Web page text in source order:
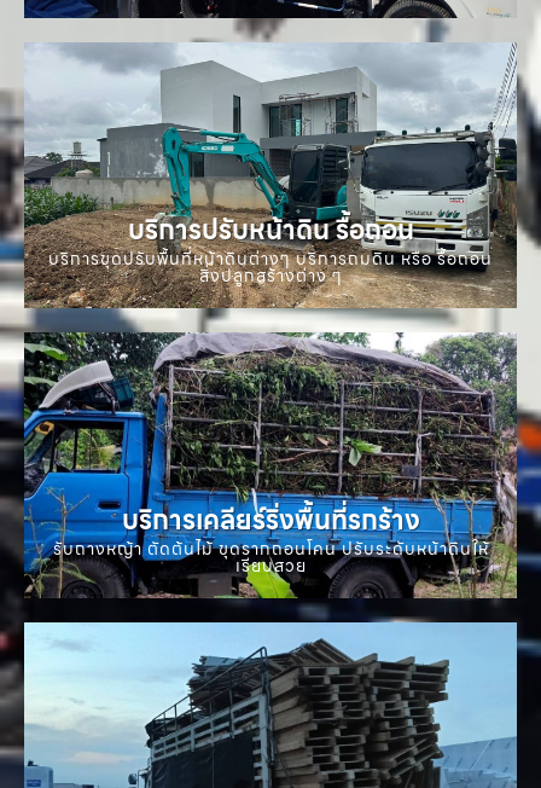
บริการปรับหน้าดิน รื้อถอน
บริการขุดปรับพื้นที่หน้าดินต่างๆ บริการถมดิน หรือ รื้อถอน
สิ่งปลูกสร้างต่าง ๆ
บริการเคลียร์ริ่งพื้นที่รกร้าง
รับถางหญ้า ตัดต้นไม้ ขุดรากถอนโคน ปรับระดับหน้าดินให้
เรียบสวย